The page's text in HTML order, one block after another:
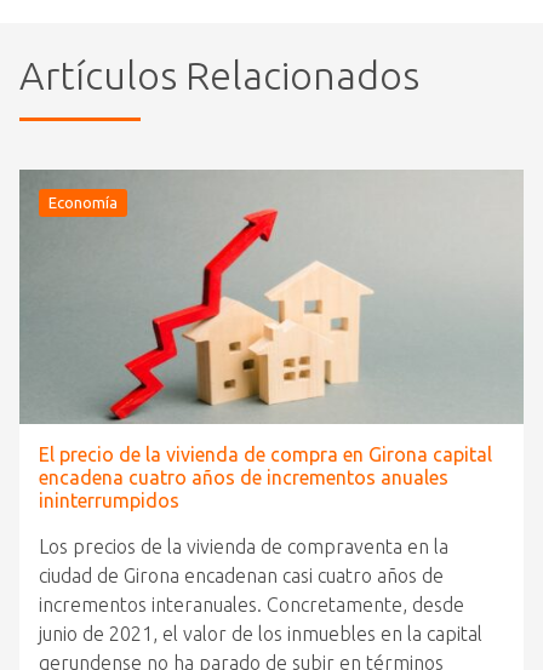
Artículos Relacionados
Economía
El precio de la vivienda de compra en Girona capital
encadena cuatro años de incrementos anuales
ininterrumpidos
Los precios de la vivienda de compraventa en la
ciudad de Girona encadenan casi cuatro años de
incrementos interanuales. Concretamente, desde
junio de 2021, el valor de los inmuebles en la capital
gerundense no ha parado de subir en términos